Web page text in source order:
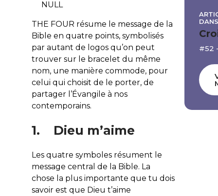
NULL
THE FOUR résume le message de la
Bible en quatre points, symbolisés
par autant de logos qu’on peut
trouver sur le bracelet du même
nom, une manière commode, pour
celui qui choisit de le porter, de
partager l’Évangile à nos
contemporains.
1. Dieu m’aime
Les quatre symboles résument le
message central de la Bible. La
chose la plus importante que tu dois
savoir est que Dieu t’aime
DANS
#52